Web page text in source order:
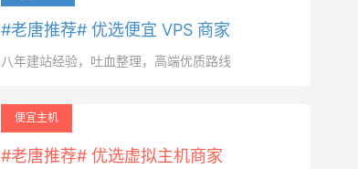
#老唐推荐# 优选便宜 VPS 商家
八年建站经验，吐血整理，高端优质路线
便宜主机
#老唐推荐# 优选虚拟主机商家